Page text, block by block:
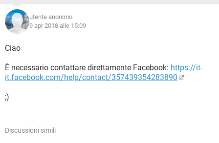
utente anonimo
9 apr 2018 alle 15:09
Ciao
È necessario contattare direttamente Facebook: https://it-
it.facebook.com/help/contact/357439354283890
;)
Discussioni simili